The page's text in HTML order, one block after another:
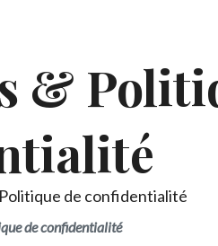
&
de confidentialité
de confidentialité